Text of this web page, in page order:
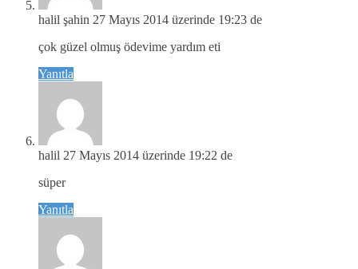
halil şahin 27 Mayıs 2014 üzerinde 19:23 de
çok güzel olmuş ödevime yardım eti
Yanıtla
halil 27 Mayıs 2014 üzerinde 19:22 de
süper
Yanıtla